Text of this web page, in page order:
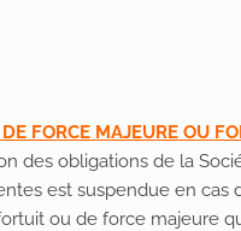
FORCE MAJEURE OU
des obligations de la
est suspendue en cas
ou de force majeure